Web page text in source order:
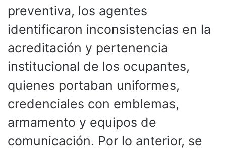
preventiva, los agentes
identificaron inconsistencias en la
acreditación y pertenencia
institucional de los ocupantes,
quienes portaban uniformes,
credenciales con emblemas,
armamento y equipos de
comunicación. Por lo anterior, se